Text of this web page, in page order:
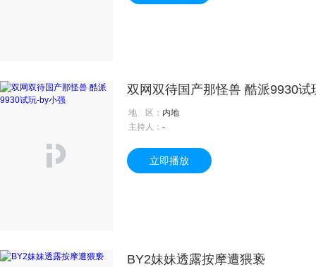
双网双待国产那怪兽 酷派9930试
地 区： 内地
主持人： -
立即播放
BY2妹妹透露按摩遭猥亵